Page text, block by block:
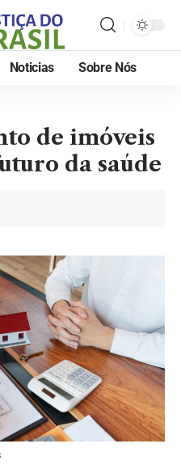
Noticias Sobre Nós
de imóveis
da saúde